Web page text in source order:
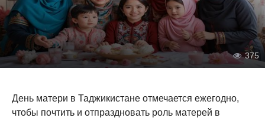
375
День матери в Таджикистане отмечается ежегодно,
чтобы почтить и отпраздновать роль матерей в